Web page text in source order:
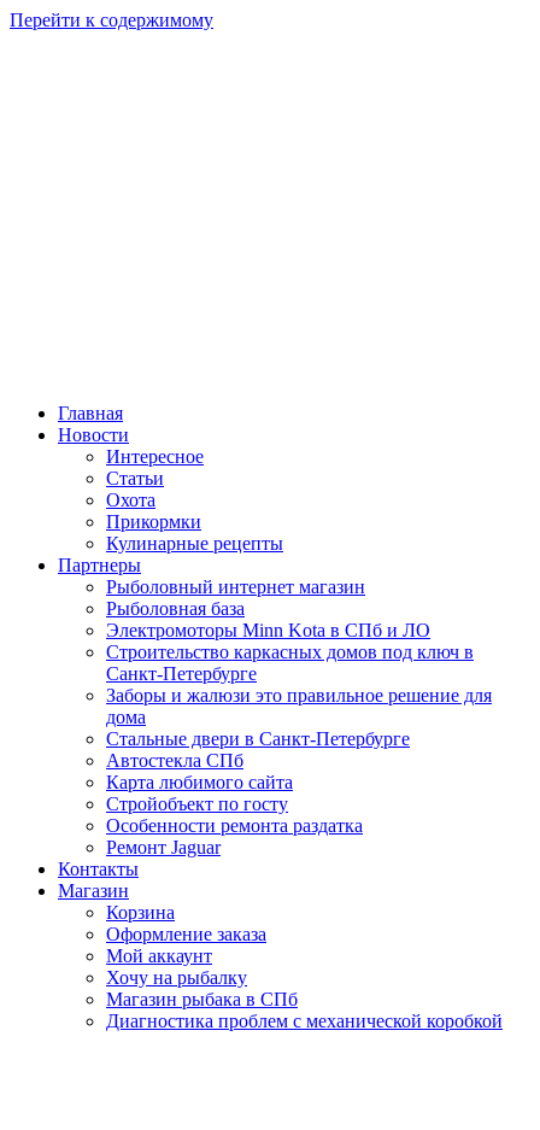
Перейти к содержимому
Главная
Новости
Интересное
Статьи
Охота
Прикормки
Кулинарные рецепты
Партнеры
Рыболовный интернет магазин
Рыболовная база
Электромоторы Minn Kota в СПб и ЛО
Строительство каркасных домов под ключ в
Санкт-Петербурге
Заборы и жалюзи это правильное решение для
дома
Стальные двери в Санкт-Петербурге
Автостекла СПб
Карта любимого сайта
Стройобъект по госту
Особенности ремонта раздатка
Ремонт Jaguar
Контакты
Магазин
Корзина
Оформление заказа
Мой аккаунт
Хочу на рыбалку
Магазин рыбака в СПб
Диагностика проблем с механической коробкой